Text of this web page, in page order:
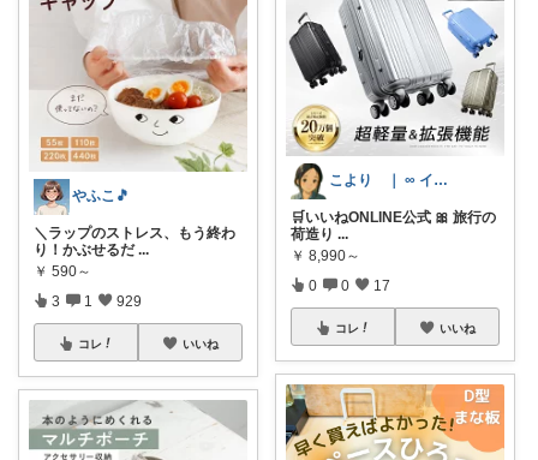
やふこ🎵
＼ラップのストレス、もう終わ
り！かぶせるだ ...
￥ 590～
3 1 929
コレ いいね
こより ｜ ∞ イヤイライケレ ∞
🛒いいねONLINE公式 🎀 旅行の
荷造り ...
￥ 8,990～
0 0 17
コレ いいね